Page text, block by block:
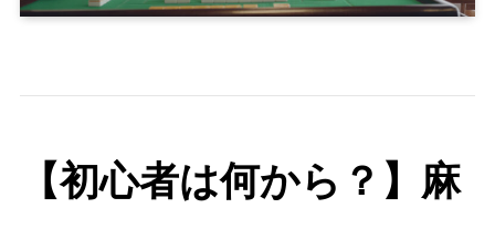
【初心者は何から？】麻